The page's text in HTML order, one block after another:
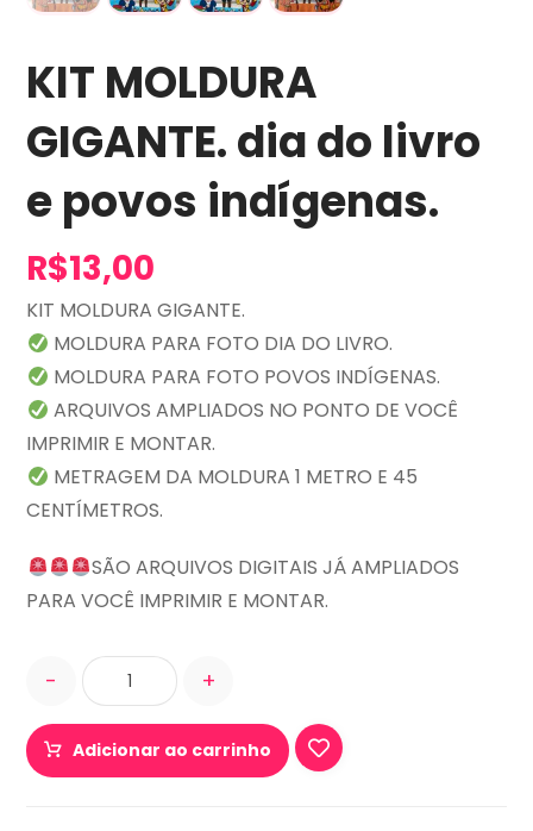
KIT MOLDURA
GIGANTE. dia do livro
e povos indígenas.
R$13,00
KIT MOLDURA GIGANTE.
MOLDURA PARA FOTO DIA DO LIVRO.
MOLDURA PARA FOTO POVOS INDÍGENAS.
ARQUIVOS AMPLIADOS NO PONTO DE VOCÊ
IMPRIMIR E MONTAR.
METRAGEM DA MOLDURA 1 METRO E 45
CENTÍMETROS.
SÃO ARQUIVOS DIGITAIS JÁ AMPLIADOS
PARA VOCÊ IMPRIMIR E MONTAR.
- +
Adicionar ao carrinho